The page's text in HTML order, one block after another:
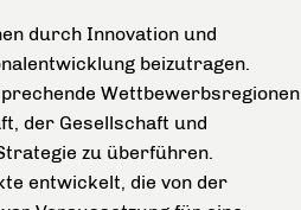
durch Innovation und
beizutragen.
Wettbewerbsregionen
der Gesellschaft und
zu überführen.
entwickelt, die von der